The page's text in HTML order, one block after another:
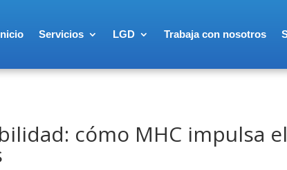
Servicios LGD Trabaja con nosotros
cómo MHC impulsa